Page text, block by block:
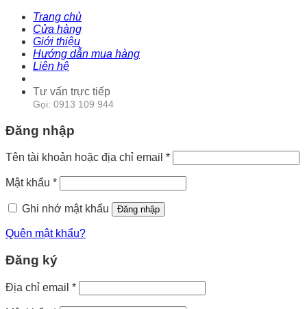
Trang chủ
Cửa hàng
Giới thiệu
Hướng dẫn mua hàng
Liên hệ
Tư vấn trực tiếp
Gọi: 0913 109 944
Đăng nhập
Tên tài khoản hoặc địa chỉ email *
Mật khẩu *
Ghi nhớ mật khẩu Đăng nhập
Quên mật khẩu?
Đăng ký
Địa chỉ email *